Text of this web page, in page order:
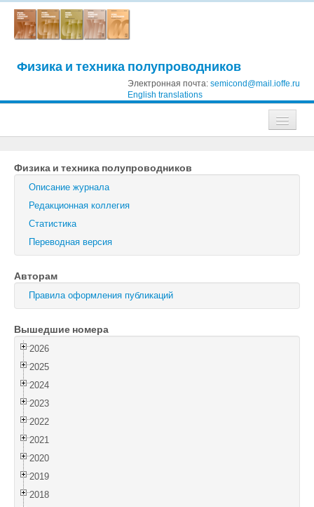
Физика и техника полупроводников
Электронная почта: semicond@mail.ioffe.ru
English translations
Журнал технической физики
Письма в Журнал технической физики
Физика твердого тела
Физика и техника полупроводников
Оптика и спектроскопия
Поиск
Войти
Физика и техника полупроводников
Описание журнала
Редакционная коллегия
Статистика
Переводная версия
Авторам
Правила оформления публикаций
Вышедшие номера
2026
2025
2024
2023
2022
2021
2020
2019
2018